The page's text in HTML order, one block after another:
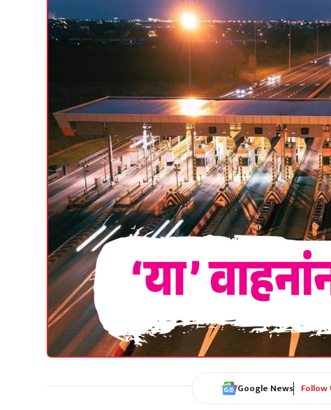
Google News Follow